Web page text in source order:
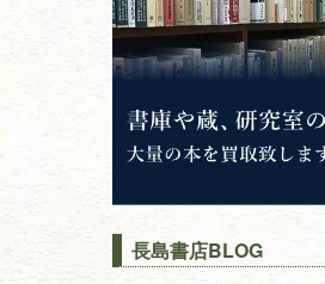
長島書店BLOG